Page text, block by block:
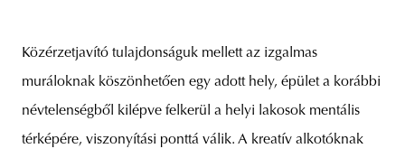
Közérzetjavító tulajdonságuk mellett az izgalmas
muráloknak köszönhetően egy adott hely, épület a korábbi
névtelenségből kilépve felkerül a helyi lakosok mentális
térképére, viszonyítási ponttá válik. A kreatív alkotóknak